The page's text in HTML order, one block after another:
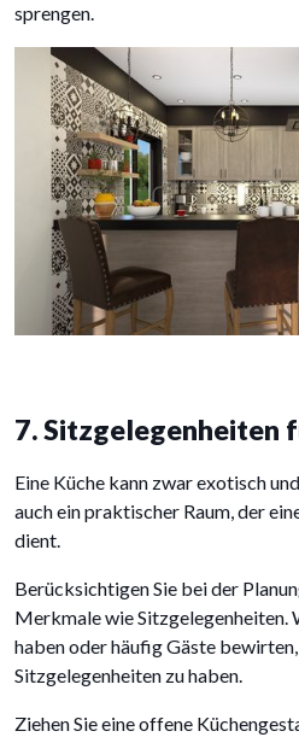
sprengen.
7. Sitzgelegenheiten
Eine Küche kann zwar exotisch
auch ein praktischer Raum, der
dient.
Berücksichtigen Sie bei der
Merkmale wie Sitzgelegenheiten.
haben oder häufig Gäste
Sitzgelegenheiten zu haben.
Ziehen Sie eine offene